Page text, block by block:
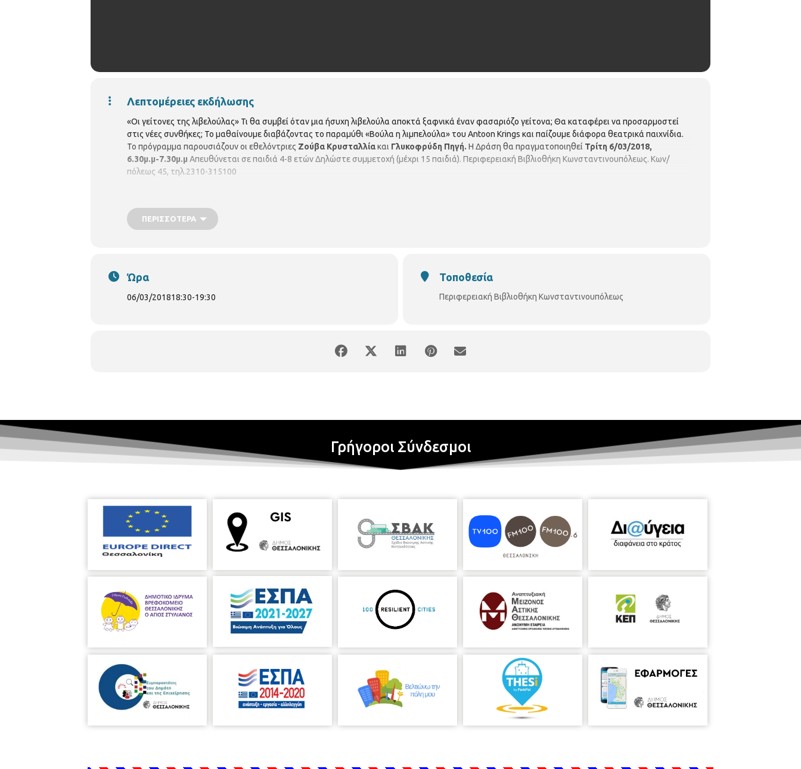
Λεπτομέρειες εκδήλωσης
«Οι γείτονες της λιβελούλας» Τι θα συμβεί όταν μια ήσυχη λιβελούλα αποκτά ξαφνικά έναν φασαριόζο γείτονα; Θα καταφέρει να προσαρμοστεί
στις νέες συνθήκες; Το μαθαίνουμε διαβάζοντας το παραμύθι «Βούλα η λιμπελούλα» του Antoon Krings και παίζουμε διάφορα θεατρικά παιχνίδια.
Το πρόγραμμα παρουσιάζουν οι εθελόντριες Ζούβα Κρυσταλλίακαι Γλυκοφρύδη Πηγή. Η Δράση θα πραγματοποιηθεί Τρίτη 6/03/2018,
6.30μ.μ-7.30μ.μ Απευθύνεται σε παιδιά 4-8 ετών Δηλώστε συμμετοχή (μέχρι 15 παιδιά). Περιφερειακή Βιβλιοθήκη Κωνσταντινουπόλεως. Κων/
πόλεως 45, τηλ.2310-315100
ΠΕΡΙΣΣΌΤΕΡΑ
Ώρα
06/03/201818:30-19:30
Τοποθεσία
Περιφερειακή Βιβλιοθήκη Κωνσταντινουπόλεως
Γρήγοροι Σύνδεσμοι